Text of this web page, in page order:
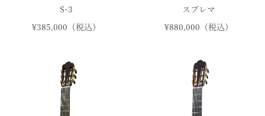
S-3
¥385,000（税込）
スプレマ
¥880,000（税込）